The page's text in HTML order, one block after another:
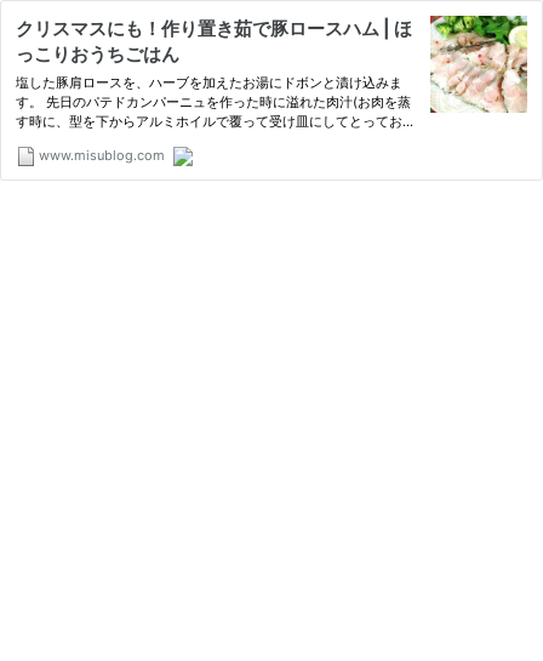
クリスマスにも！作り置き茹で豚ロースハム | ほ
っこりおうちごはん
塩した豚肩ロースを、ハーブを加えたお湯にドボンと漬け込みま
す。 先日のパテドカンパーニュを作った時に溢れた肉汁(お肉を蒸
す時に、型を下からアルミホイルで覆って受け皿にしてとっておき
www.misublog.com